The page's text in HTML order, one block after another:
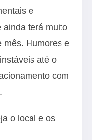
e
ainda terá muito
mês. Humores e
até o
com
o local e os